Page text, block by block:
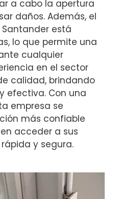
a cabo la apertura
daños. Además, el
está
lo que permite una
cualquier
en el sector
calidad, brindando
efectiva. Con una
empresa se
más confiable
acceder a sus
y segura.